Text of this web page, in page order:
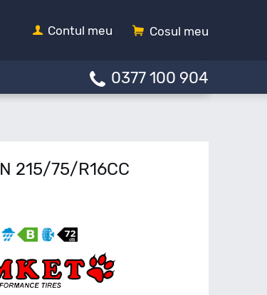
Cosul meu
Contul meu
0377 100 904
215/75/R16CC